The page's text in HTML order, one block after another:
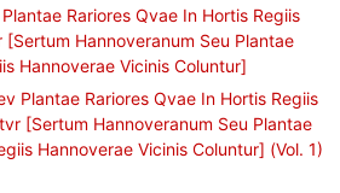
Rariores Qvae In Hortis Regiis
Hannoveranum Seu Plantae
Hannoverae Vicinis Coluntur]
Plantae Rariores Qvae In Hortis Regiis
[Sertum Hannoveranum Seu Plantae
Hannoverae Vicinis Coluntur] (Vol. 1)